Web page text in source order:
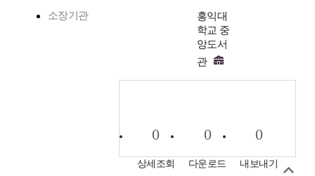
소장기관
홍익대
학교 중
앙도서
관
0
상세조회
0
다운로드
0
내보내기